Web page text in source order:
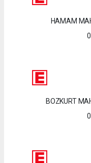
HAMAM
BOZKURT